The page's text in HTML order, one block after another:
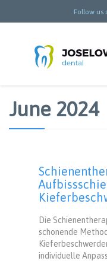
main
Follow us
June 2024
Die
schonende
individuelle